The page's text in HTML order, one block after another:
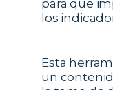
para que
los
Esta
un